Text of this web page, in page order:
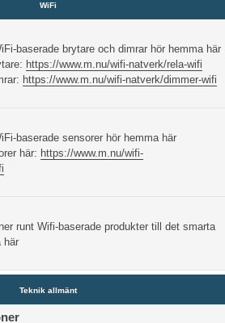
WiFi
baserade brytare och dimrar hör hemma här
https://www.m.nu/wifi-natverk/rela-wifi
https://www.m.nu/wifi-natverk/dimmer-wifi
baserade sensorer hör hemma här
här: https://www.m.nu/wifi-
runt Wifi-baserade produkter till det smarta
här
Teknik allmänt